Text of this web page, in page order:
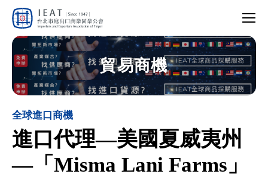
「Misma
Farms」
市
商
同
業
公
會
貿易商機
全球進口商機
進口代理—美國夏威夷州
—「Misma Lani Farms」